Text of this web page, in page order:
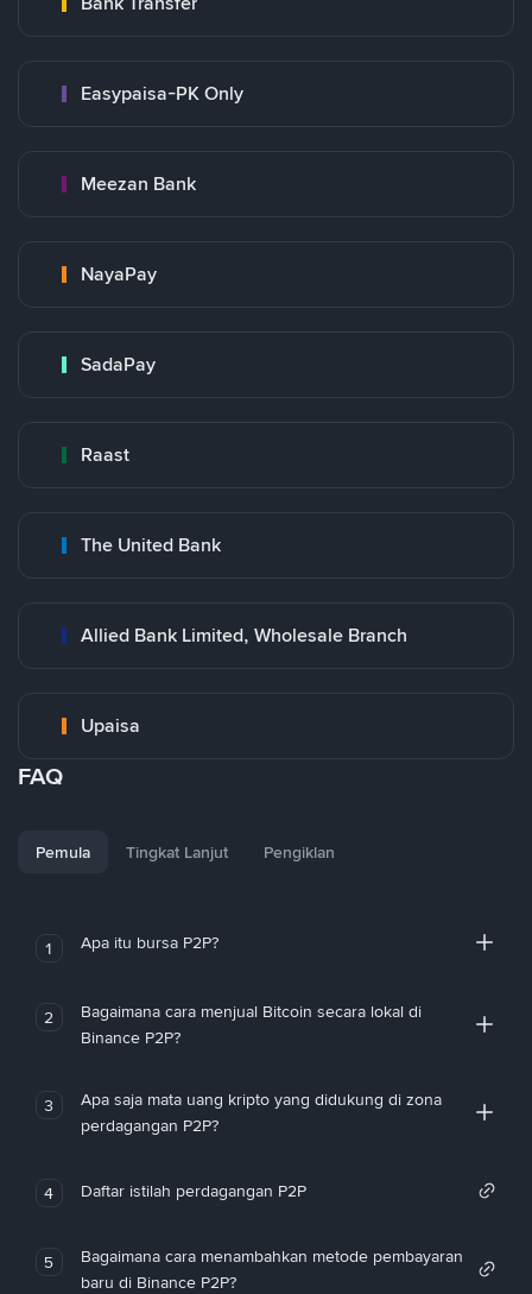
Easypaisa-PK Only
Meezan Bank
NayaPay
SadaPay
Raast
The United Bank
Allied Bank Limited, Wholesale Branch
Upaisa
FAQ
Pemula Tingkat Lanjut Pengiklan
1 Apa itu bursa P2P?
2
Bagaimana cara menjual Bitcoin secara lokal di
Binance P2P?
3
Apa saja mata uang kripto yang didukung di zona
perdagangan P2P?
4 Daftar istilah perdagangan P2P
5
Bagaimana cara menambahkan metode pembayaran
baru di Binance P2P?